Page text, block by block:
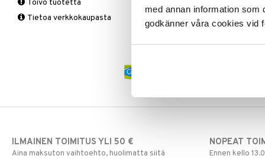
med annan information som
godkänner våra cookies vid
Tukisukat
Polvisukat
Yliherkkyys ruoalle
Laktoori-intoleranssi
tukkoisuus
Kromi
Magnesium
Toivo tuotetta
Tietoa verkkokaupasta
ILMAINEN TOIMITUS YLI 50 €
Aina maksuton vaihtoehto, huolimatta siitä
NOPEAT
Ennen kello